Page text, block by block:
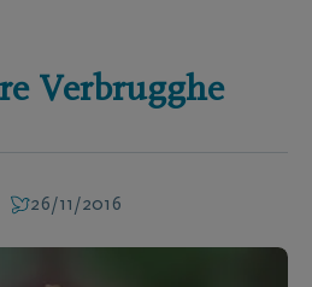
Verbrugghe
26/11/2016